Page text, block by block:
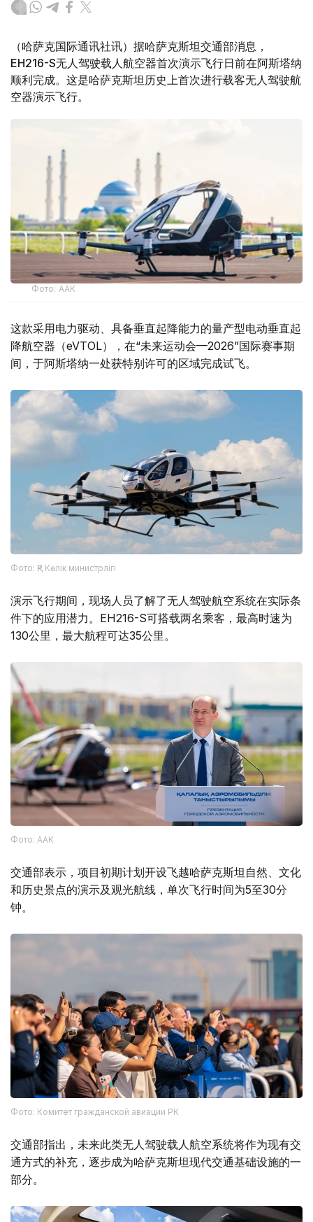
（哈萨克国际通讯社讯）据哈萨克斯坦交通部消息，
EH216-S无人驾驶载人航空器首次演示飞行日前在阿斯塔纳
顺利完成。这是哈萨克斯坦历史上首次进行载客无人驾驶航
空器演示飞行。
Фото: ААК
这款采用电力驱动、具备垂直起降能力的量产型电动垂直起
降航空器（eVTOL），在“未来运动会—2026”国际赛事期
间，于阿斯塔纳一处获特别许可的区域完成试飞。
Фото: ҚР Көлік министрлігі
演示飞行期间，现场人员了解了无人驾驶航空系统在实际条
件下的应用潜力。EH216-S可搭载两名乘客，最高时速为
130公里，最大航程可达35公里。
Фото: ААК
交通部表示，项目初期计划开设飞越哈萨克斯坦自然、文化
和历史景点的演示及观光航线，单次飞行时间为5至30分
钟。
Фото: Комитет гражданской авиации РК
交通部指出，未来此类无人驾驶载人航空系统将作为现有交
通方式的补充，逐步成为哈萨克斯坦现代交通基础设施的一
部分。